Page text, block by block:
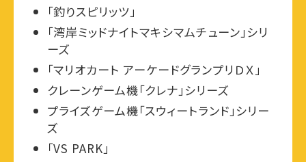
「釣りスピリッツ」
「湾岸ミッドナイトマキシマムチューン」シリ
ーズ
「マリオカート アーケードグランプリＤＸ」
クレーンゲーム機「クレナ」シリーズ
プライズゲーム機「スウィートランド」シリー
ズ
「VS PARK」